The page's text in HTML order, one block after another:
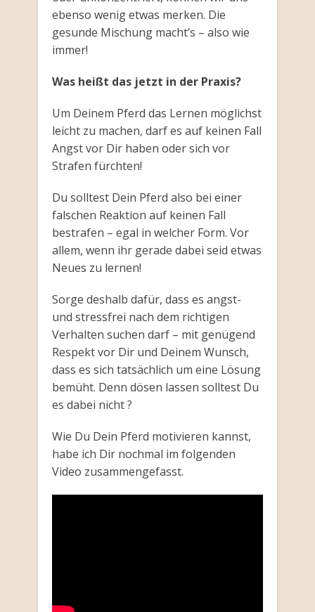
ebenso wenig etwas merken. Die
gesunde Mischung macht’s – also wie
immer!
Was heißt das jetzt in der Praxis?
Um Deinem Pferd das Lernen möglichst
leicht zu machen, darf es auf keinen Fall
Angst vor Dir haben oder sich vor
Strafen fürchten!
Du solltest Dein Pferd also bei einer
falschen Reaktion auf keinen Fall
bestrafen – egal in welcher Form. Vor
allem, wenn ihr gerade dabei seid etwas
Neues zu lernen!
Sorge deshalb dafür, dass es angst-
und stressfrei nach dem richtigen
Verhalten suchen darf – mit genügend
Respekt vor Dir und Deinem Wunsch,
dass es sich tatsächlich um eine Lösung
bemüht. Denn dösen lassen solltest Du
es dabei nicht ?
Wie Du Dein Pferd motivieren kannst,
habe ich Dir nochmal im folgenden
Video zusammengefasst.